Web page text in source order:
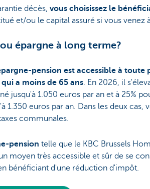
décès, vous choisissez le
et/ou le capital assuré si vous venez
épargne à long terme?
pension est accessible à toute
a moins de 65 ans. En 2026, il
jusqu'à 1.050 euros par an et à 25%
1.350 euros par an. Dans les deux cas,
communales.
pension telle que le KBC Brussels
moyen très accessible et sûr de se
bénéficiant d'une réduction d'impôt.